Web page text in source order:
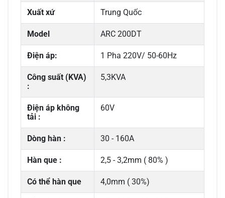
Xuất xứ Trung Quốc
Model ARC 200DT
Điện áp: 1 Pha 220V/ 50-60Hz
Công suất (KVA)
:
5,3KVA
Điện áp không
tải :
60V
Dòng hàn : 30 - 160A
Hàn que : 2,5 - 3,2mm ( 80% )
Có thể hàn que 4,0mm ( 30%)